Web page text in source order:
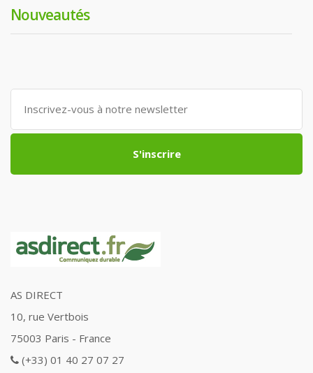
Nouveautés
S'inscrire
AS DIRECT
10, rue Vertbois
75003 Paris - France
(+33) 01 40 27 07 27